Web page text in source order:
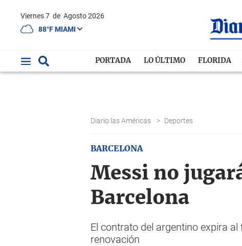
Viernes 7 de Agosto 2026
88°F MIAMI
PORTADA LO ÚLTIMO FLORIDA
Diario las Américas > Deportes
BARCELONA
Messi no
Barcelona
El contrato del argentino expira
renovación